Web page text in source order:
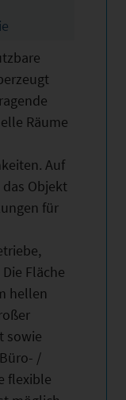
Räume
Auf
Objekt
für
Fläche
hellen
sowie
/
flexible